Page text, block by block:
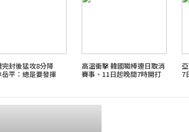
最新霸凌新聞事件！
封後猛攻8分降
平：總是要發揮
高溫衝擊 韓國職棒連日取消
賽事、11日起晚間7時開打
7